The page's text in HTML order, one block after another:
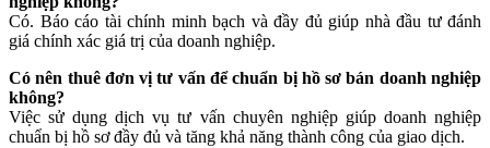
Có. Báo cáo tài chính minh bạch và đầy đủ giúp nhà đầu tư đánh
giá chính xác giá trị của doanh nghiệp.
Có nên thuê đơn vị tư vấn để chuẩn bị hồ sơ bán doanh nghiệp
không?
Việc sử dụng dịch vụ tư vấn chuyên nghiệp giúp doanh nghiệp
chuẩn bị hồ sơ đầy đủ và tăng khả năng thành công của giao dịch.